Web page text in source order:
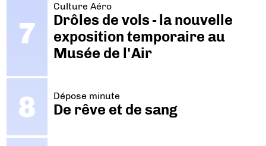
Culture Aéro
Drôles de vols - la nouvelle
exposition temporaire au
Musée de l'Air
Dépose minute
De rêve et de sang